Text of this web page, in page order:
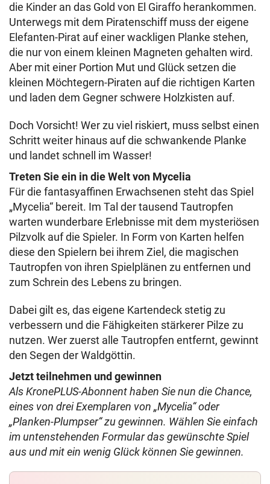
die Kinder an das Gold von El Giraffo herankommen.
Unterwegs mit dem Piratenschiff muss der eigene
Elefanten-Pirat auf einer wackligen Planke stehen,
die nur von einem kleinen Magneten gehalten wird.
Aber mit einer Portion Mut und Glück setzen die
kleinen Möchtegern-Piraten auf die richtigen Karten
und laden dem Gegner schwere Holzkisten auf.
Doch Vorsicht! Wer zu viel riskiert, muss selbst einen
Schritt weiter hinaus auf die schwankende Planke
und landet schnell im Wasser!
Treten Sie ein in die Welt von Mycelia
Für die fantasyaffinen Erwachsenen steht das Spiel
„Mycelia“ bereit. Im Tal der tausend Tautropfen
warten wunderbare Erlebnisse mit dem mysteriösen
Pilzvolk auf die Spieler. In Form von Karten helfen
diese den Spielern bei ihrem Ziel, die magischen
Tautropfen von ihren Spielplänen zu entfernen und
zum Schrein des Lebens zu bringen.
Dabei gilt es, das eigene Kartendeck stetig zu
verbessern und die Fähigkeiten stärkerer Pilze zu
nutzen. Wer zuerst alle Tautropfen entfernt, gewinnt
den Segen der Waldgöttin.
Jetzt teilnehmen und gewinnen
Als KronePLUS-Abonnent haben Sie nun die Chance,
eines von drei Exemplaren von „Mycelia“ oder
„Planken-Plumpser“ zu gewinnen. Wählen Sie einfach
im untenstehenden Formular das gewünschte Spiel
aus und mit ein wenig Glück können Sie gewinnen.